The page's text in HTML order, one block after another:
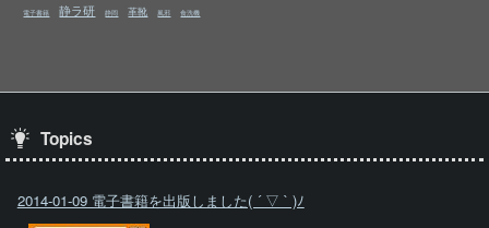
電子書籍 静ラ研 静岡 革靴 風邪 食洗機
Topics
2014-01-09 電子書籍を出版しました( ´ ▽ ` )ﾉ